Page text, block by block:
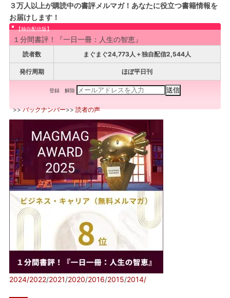
３万人以上が購読中の書評メルマガ！あなたに役立つ書籍情報を
お届けします！
【独自配信版】
１分間書評！『一日一冊：人生の智恵』
読者数 まぐまぐ24,773人＋独自配信2,544人
発行周期 ほぼ平日刊
登録 解除
>>バックナンバー>>読者の声
2024/2022/2021/2020/2016/2015/2014/